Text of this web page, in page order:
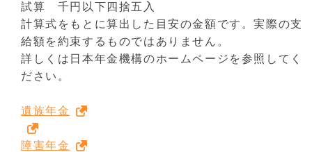
試算 千円以下四捨五入
計算式をもとに算出した目安の金額です。実際の支
給額を約束するものではありません。
詳しくは日本年金機構のホームページを参照してく
ださい。
遺族年金
障害年金